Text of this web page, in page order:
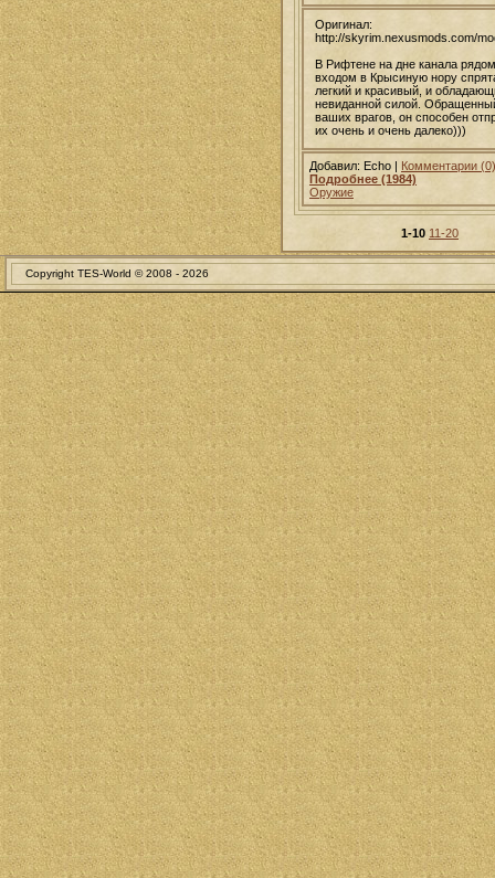
Оригинал:
http://skyrim.nexusmods.com/
В Рифтене на дне канала
входом в Крысиную нору
легкий и красивый, и
невиданной силой.
ваших врагов, он способен
их очень и очень далеко)))
Добавил: Echo | Комментарии (0)
Подробнее (1984)
Оружие
1-10 11-20
Copyright TES-World © 2008 - 2026